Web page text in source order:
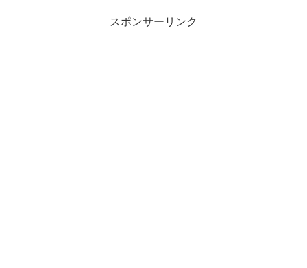
スポンサーリンク